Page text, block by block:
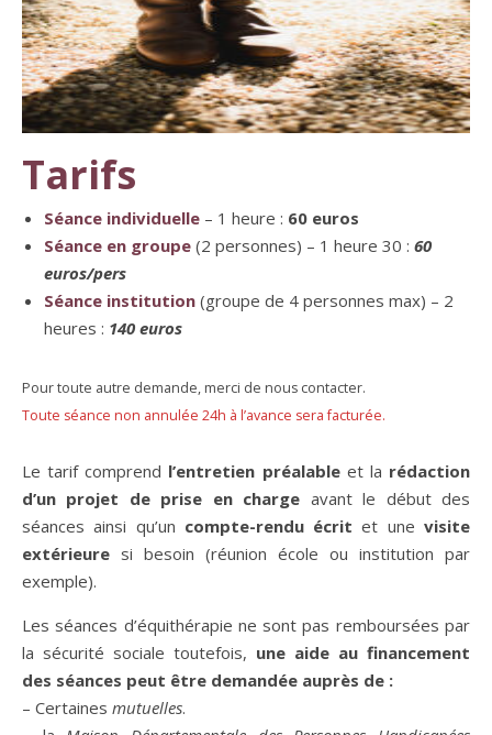
Tarifs
Séance individuelle – 1 heure : 60 euros
Séance en groupe (2 personnes) – 1 heure 30 : 60
euros/pers
Séance institution (groupe de 4 personnes max) – 2
heures : 140 euros
Pour toute autre demande, merci de nous contacter.
Toute séance non annulée 24h à l’avance sera facturée.
Le tarif comprend l’entretien préalableet la rédaction
d’un projet de prise en charge avant le début des
séances ainsi qu’un compte-rendu écrit et unevisite
extérieure si besoin (réunion école ou institution par
exemple).
Les séances d’équithérapie ne sont pas remboursées par
la sécurité sociale toutefois, une aide au financement
des séances peut être demandée auprès de :
– Certaines mutuelles.